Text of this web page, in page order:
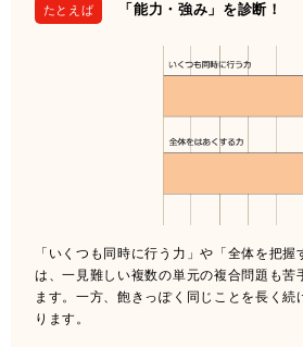
たとえば 「能力・強み」を診断！
「いくつも同時に行う力」や「全体を把握
は、一見難しい複数の単元の複合問題も苦
ます。一方、飽きっぽく同じことを長く続
ります。